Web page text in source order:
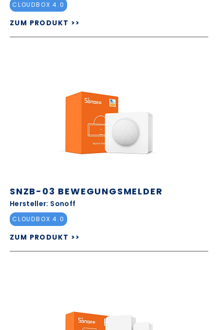
CLOUDBOX 4.0
ZUM PRODUKT >>
SNZB-03 BEWEGUNGSMELDER
Hersteller: Sonoff
CLOUDBOX 4.0
ZUM PRODUKT >>